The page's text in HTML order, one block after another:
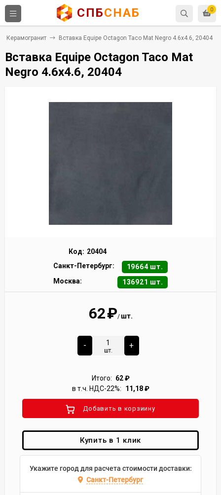
0
СПБСНАБ
Керамогранит Вставка Equipe Octagon Taco Mat Negro 4.6x4.6, 20404
Вставка Equipe Octagon Taco Mat
Negro 4.6x4.6, 20404
Код: 20404
Санкт-Петербург:
19664 шт.
Москва:
136921 шт.
62₽/ шт.
-
шт.
+
Итого: 62₽
в т.ч. НДС-22%:
11,18₽
Добавить в корзиину
Купить в 1 клик
Укажите город для расчета стоимости доставки:
Санкт-Петербург